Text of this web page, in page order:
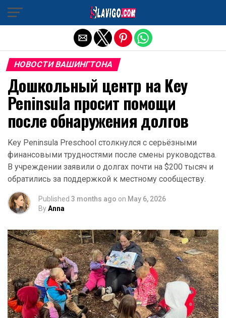
НОВОСТИ ВАШИНГТОНА
Дошкольный центр на Key
Peninsula просит помощи
после обнаружения долгов
Key Peninsula Preschool столкнулся с серьёзными
финансовыми трудностями после смены руководства.
В учреждении заявили о долгах почти на $200 тысяч и
обратились за поддержкой к местному сообществу.
Published 3 months ago on May 6, 2026
ByAnna
Exit mobile version